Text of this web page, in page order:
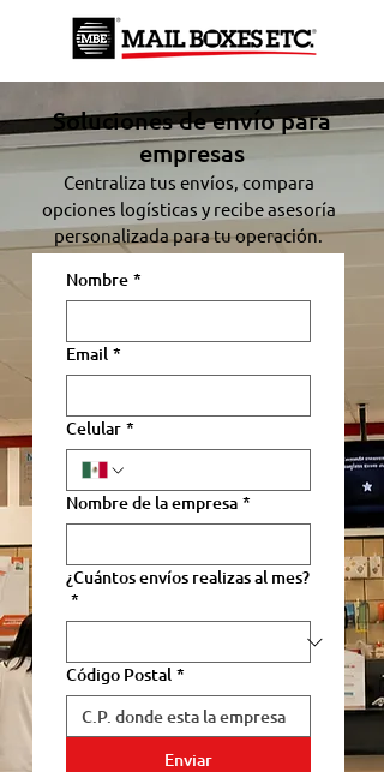
Soluciones de envío para
empresas
Centraliza tus envíos, compara
opciones logísticas y recibe asesoría
personalizada para tu operación.
Nombre *
Email *
Celular *
Nombre de la empresa *
¿Cuántos envíos realizas al mes?
*
Código Postal *
Enviar